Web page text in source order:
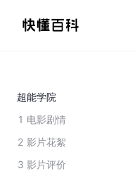
超能学院
1 电影剧情
2 影片花絮
3 影片评价